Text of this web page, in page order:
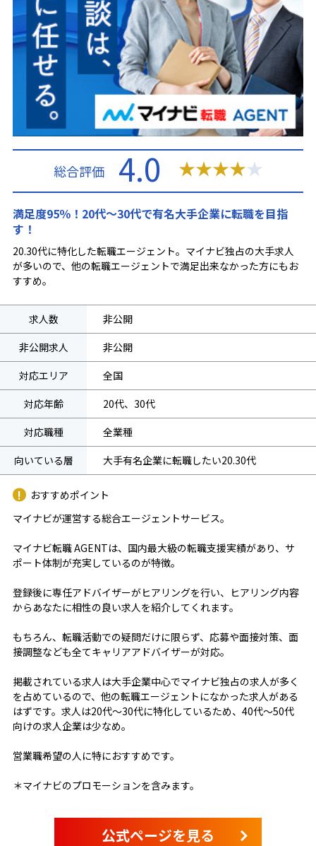
満足度95％！20代～30代で有名大手企業に転職を目指
す！
20.30代に特化した転職エージェント。マイナビ独占の大手求人
が多いので、他の転職エージェントで満足出来なかった方にもお
すすめ。
総合評価 4.0 ★★★★★
公式ページを見る
求人数
非公開
非公開求人
非公開
対応エリア
全国
対応年齢
20代、30代
対応職種
全業種
向いている層
大手有名企業に転職したい20.30代
おすすめポイント
マイナビが運営する総合エージェントサービス。
マイナビ転職 AGENTは、国内最大級の転職支援実績があり、サ
ポート体制が充実しているのが特徴。
登録後に専任アドバイザーがヒアリングを行い、ヒアリング内容
からあなたに相性の良い求人を紹介してくれます。
もちろん、転職活動での疑問だけに限らず、応募や面接対策、面
接調整なども全てキャリアアドバイザーが対応。
掲載されている求人は大手企業中心でマイナビ独占の求人が多く
を占めているので、他の転職エージェントになかった求人がある
はずです。求人は20代～30代に特化しているため、40代～50代
向けの求人企業は少なめ。
営業職希望の人に特におすすめです。
＊マイナビのプロモーションを含みます。